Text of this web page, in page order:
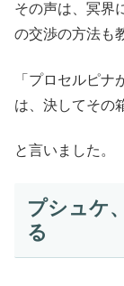
その声は、冥界
の交渉の方法も
「プロセルピ
は、決してその
と言いました。
プシュケ
る